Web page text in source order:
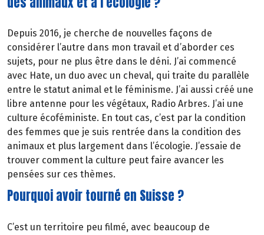
Depuis 2016, je cherche de nouvelles façons de
considérer l’autre dans mon travail et d’aborder ces
sujets, pour ne plus être dans le déni. J’ai commencé
avec Hate, un duo avec un cheval, qui traite du parallèle
entre le statut animal et le féminisme. J’ai aussi créé une
libre antenne pour les végétaux, Radio Arbres. J’ai une
culture écoféministe. En tout cas, c’est par la condition
des femmes que je suis rentrée dans la condition des
animaux et plus largement dans l’écologie. J’essaie de
trouver comment la culture peut faire avancer les
pensées sur ces thèmes.
Pourquoi avoir tourné en Suisse ?
C’est un territoire peu filmé, avec beaucoup de